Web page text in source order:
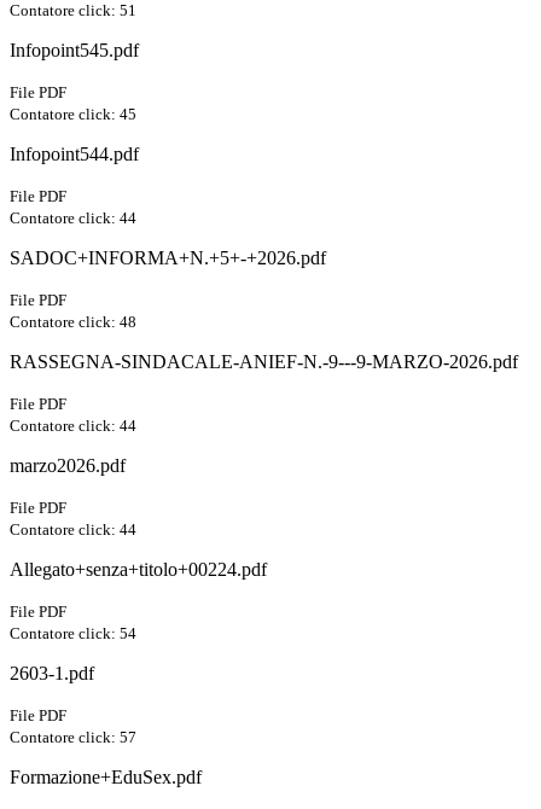
Contatore click: 51
Infopoint545.pdf
File PDF
Contatore click: 45
Infopoint544.pdf
File PDF
Contatore click: 44
SADOC+INFORMA+N.+5+-+2026.pdf
File PDF
Contatore click: 48
RASSEGNA-SINDACALE-ANIEF-N.-9---9-MARZO-2026.pdf
File PDF
Contatore click: 44
marzo2026.pdf
File PDF
Contatore click: 44
Allegato+senza+titolo+00224.pdf
File PDF
Contatore click: 54
2603-1.pdf
File PDF
Contatore click: 57
Formazione+EduSex.pdf